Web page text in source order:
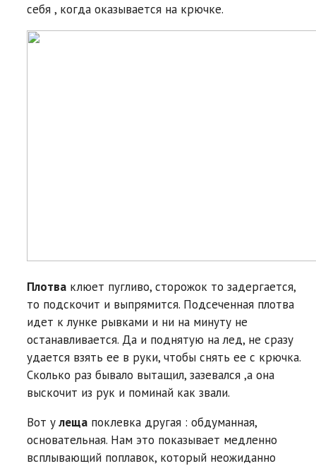
себя , когда оказывается на крючке.
Плотва клюет пугливо, сторожок то задергается,
то подскочит и выпрямится. Подсеченная плотва
идет к лунке рывками и ни на минуту не
останавливается. Да и поднятую на лед, не сразу
удается взять ее в руки, чтобы снять ее с крючка.
Сколько раз бывало вытащил, зазевался ,а она
выскочит из рук и поминай как звали.
Вот улеща поклевка другая : обдуманная,
основательная. Нам это показывает медленно
всплывающий поплавок, который неожиданно